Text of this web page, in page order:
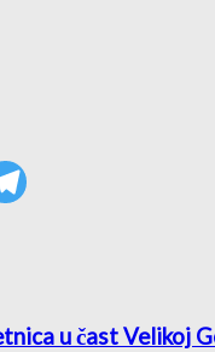
u čast Velikoj